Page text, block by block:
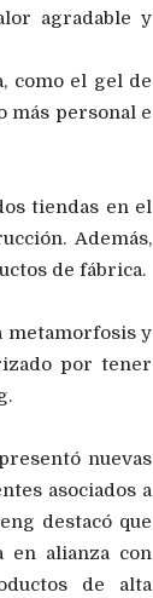
agradable y
como el gel de
más personal e
tiendas en el
Además,
de fábrica.
metamorfosis y
por tener
nuevas
asociados a
destacó que
en alianza con
de alta